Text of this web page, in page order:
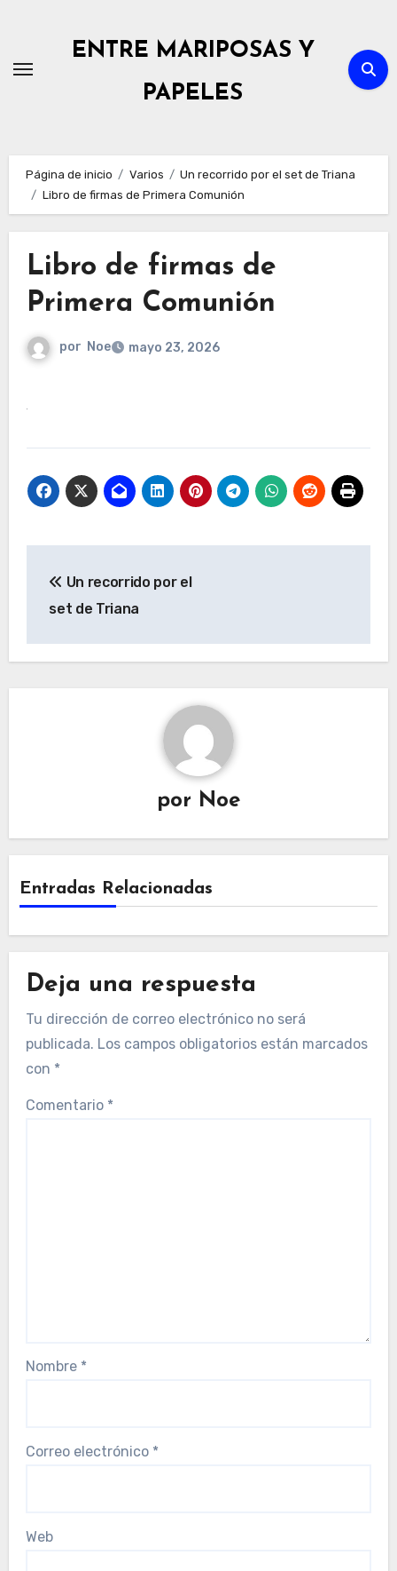
contenido
ENTRE MARIPOSAS Y
PAPELES
Página de inicio Varios
Un recorrido por el set de Triana
Libro de firmas de Primera Comunión
Libro de firmas de
Primera Comunión
por Noe mayo 23, 2026
de
Un recorrido por el
set de Triana
por Noe
Entradas Relacionadas
Deja una respuesta
Tu dirección de correo electrónico no será
publicada. Los campos obligatorios están marcados
con *
Comentario *
Nombre *
Correo electrónico *
Web